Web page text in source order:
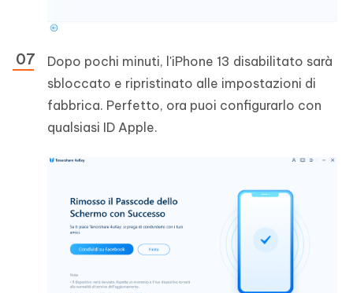
Dopo pochi minuti, l'iPhone 13 disabilitato sarà
sbloccato e ripristinato alle impostazioni di
fabbrica. Perfetto, ora puoi configurarlo con
qualsiasi ID Apple.